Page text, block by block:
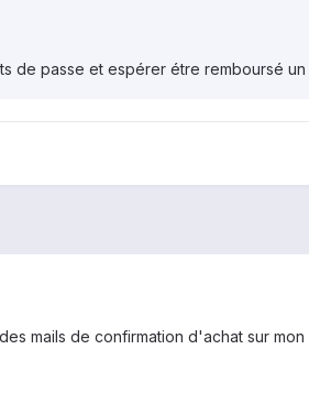
de passe et espérer étre remboursé un
mails de confirmation d'achat sur mon